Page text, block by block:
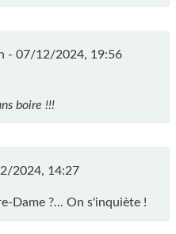
- 07/12/2024, 19:56
boire !!!
2024, 14:27
Dame ?... On s'inquiète !